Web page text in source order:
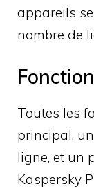
appareils
nombre de
Toutes les
principal,
ligne, et un
Kaspersky